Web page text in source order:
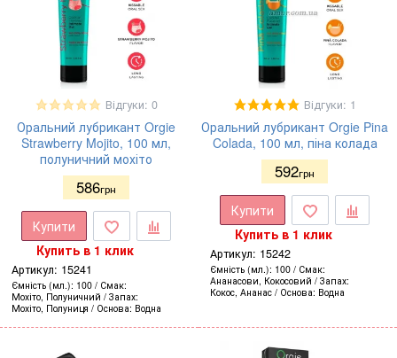
Відгуки: 0
Оральний лубрикант Orgie
Strawberry Mojito, 100 мл,
полуничний мохіто
586грн
Купити
Купить в 1 клик
Артикул: 15241
Ємність (мл.) 100
Смак
Мохіто, Полуничний
Запах
Мохіто, Полуниця
Основа Водна
Відгуки: 1
Оральний лубрикант Orgie Pina
Colada, 100 мл, піна колада
592грн
Купити
Купить в 1 клик
Артикул: 15242
Ємність (мл.) 100
Смак
Ананасови, Кокосовий
Запах
Кокос, Ананас
Основа Водна